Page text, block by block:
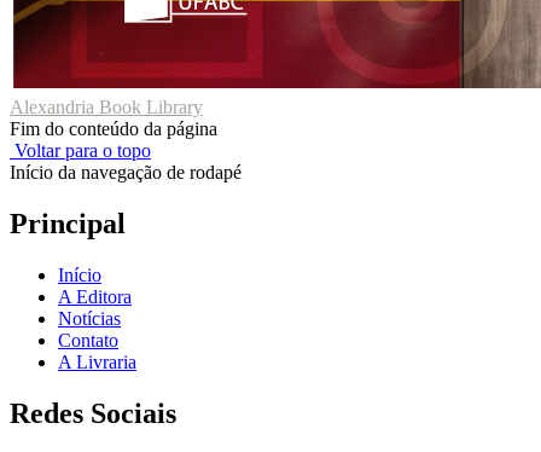
Alexandria Book Library
Fim do conteúdo da página
Voltar para o topo
Início da navegação de rodapé
Principal
Início
A Editora
Notícias
Contato
A Livraria
Redes Sociais